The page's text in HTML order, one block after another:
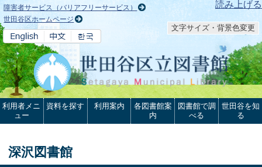
本文へ 読み上げる
障害者サービス（バリアフリーサービス）
世田谷区ホームページ
文字サイズ・背景色変更
利用者メニ
ュー
資料を探す 利用案内
各図書館案
内
図書館で調
べる
世田谷を知
る
深沢図書館